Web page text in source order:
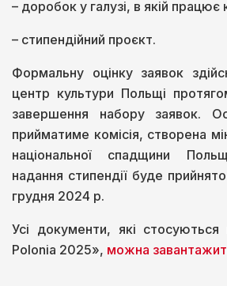
– доробок у галузі, в якій працює
– стипендійний проєкт.
Формальну оцінку заявок
центр культури Польщі
завершення набору заявок.
прийматиме комісія, створена
національної спадщини
надання стипендії буде
грудня 2024 р.
Усі документи, які
Polonia 2025», можна